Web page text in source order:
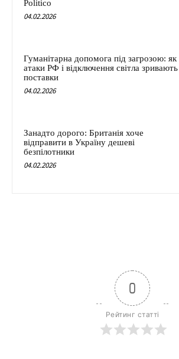
Politico
04.02.2026
Гуманітарна допомога під загрозою: як
атаки РФ і відключення світла зривають
поставки
04.02.2026
Занадто дорого: Британія хоче
відправити в Україну дешеві
безпілотники
04.02.2026
0
Рейтинг статті